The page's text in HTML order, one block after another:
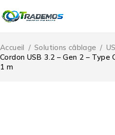
Accueil / Solutions câblage /
Cordon USB 3.2 – Gen 2 – Type
1 m